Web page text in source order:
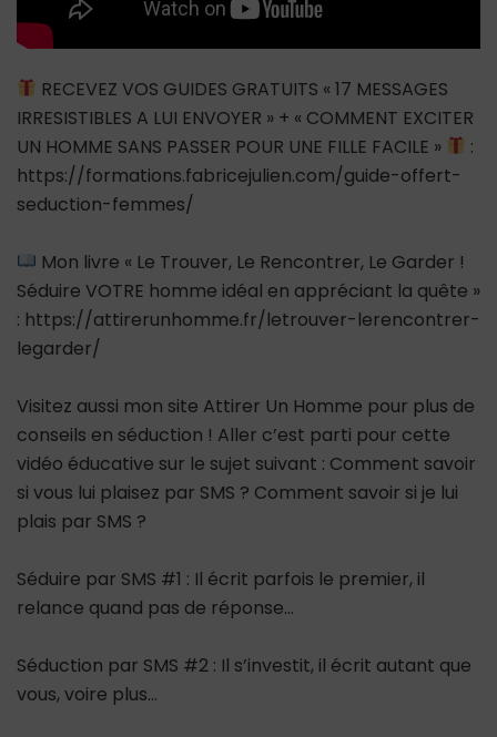
RECEVEZ VOS GUIDES GRATUITS « 17 MESSAGES
IRRESISTIBLES A LUI ENVOYER » + « COMMENT EXCITER
UN HOMME SANS PASSER POUR UNE FILLE FACILE »
:
https://formations.fabricejulien.com/guide-offert-
seduction-femmes/
Mon livre « Le Trouver, Le Rencontrer, Le Garder !
Séduire VOTRE homme idéal en appréciant la quête »
: https://attirerunhomme.fr/letrouver-lerencontrer-
legarder/
Visitez aussi mon site Attirer Un Homme pour plus de
conseils en séduction ! Aller c’est parti pour cette
vidéo éducative sur le sujet suivant : Comment savoir
si vous lui plaisez par SMS ? Comment savoir si je lui
plais par SMS ?
Séduire par SMS #1 : Il écrit parfois le premier, il
relance quand pas de réponse…
Séduction par SMS #2 : Il s’investit, il écrit autant que
vous, voire plus…